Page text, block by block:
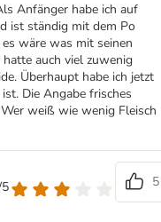
Anfänger habe ich auf
ist ständig mit dem Po
wäre was mit seinen
auch viel zuwenig
Überhaupt habe ich jetzt
Die Angabe frisches
weiß wie wenig Fleisch
5